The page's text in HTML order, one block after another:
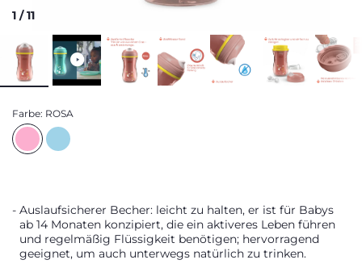
1 /11
Farbe: ROSA
Auslaufsicherer Becher: leicht zu halten, er ist für Babys
ab 14 Monaten konzipiert, die ein aktiveres Leben führen
und regelmäßig Flüssigkeit benötigen; hervorragend
geeignet, um auch unterwegs natürlich zu trinken.